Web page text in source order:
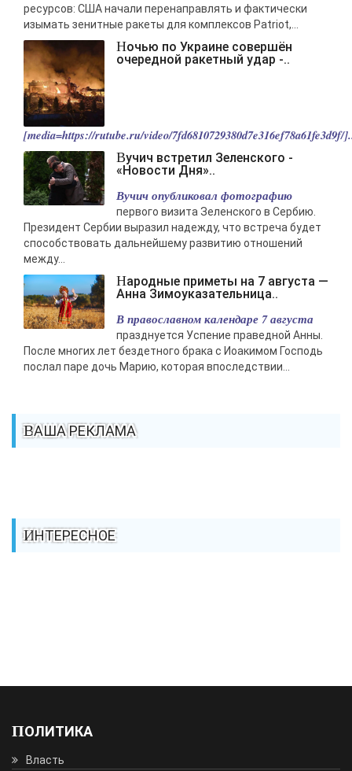
ресурсов: США начали перенаправлять и фактически
изымать зенитные ракеты для комплексов Patriot,...
Ночью по Украине совершён
очередной ракетный удар -..
[media=https://rutube.ru/video/7fd6810729380d7e316ef78a61fe3d9f/
Вучич встретил Зеленского -
«Новости Дня»..
Вучич опубликовал фотографию
первого визита Зеленского в Сербию.
Президент Сербии выразил надежду, что встреча будет
способствовать дальнейшему развитию отношений
между...
Народные приметы на 7 августа —
Анна Зимоуказательница..
В православном календаре 7 августа
празднуется Успение праведной Анны.
После многих лет бездетного брака с Иоакимом Господь
послал паре дочь Марию, которая впоследствии...
ВАША РЕКЛАМА
ИНТЕРЕСНОЕ
ПОЛИТИКА
Власть